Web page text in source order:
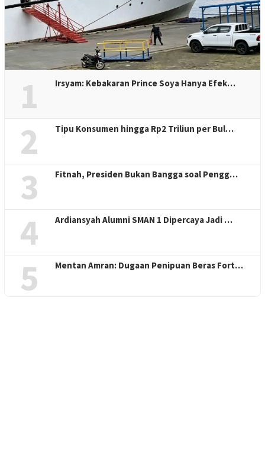
1 Irsyam: Kebakaran Prince Soya Hanya Efek…
2 Tipu Konsumen hingga Rp2 Triliun per Bul…
3 Fitnah, Presiden Bukan Bangga soal Pengg…
4 Ardiansyah Alumni SMAN 1 Dipercaya Jadi …
5 Mentan Amran: Dugaan Penipuan Beras Fort…